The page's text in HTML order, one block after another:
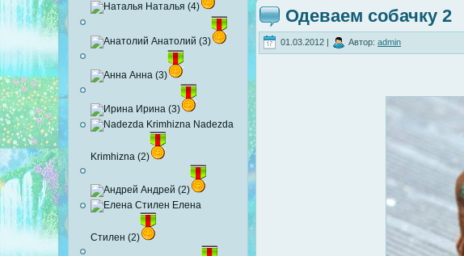
Наталья (4)
Анатолий (3)
Анна (3)
Ирина (3)
Nadezda
Krimhizna (2)
Андрей (2)
Елена
Стилен (2)
Одеваем собачку 2
01.03.2012 | Автор: admin